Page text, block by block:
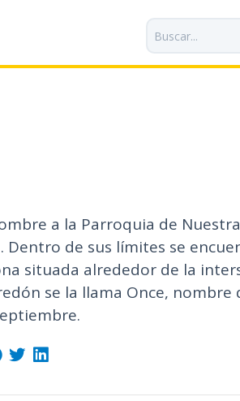
a la Parroquia de
Dentro de sus límites se
situada alrededor de la
se la llama Once, nombre